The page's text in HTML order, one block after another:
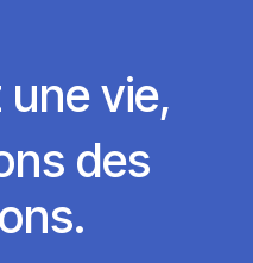
vie,
des